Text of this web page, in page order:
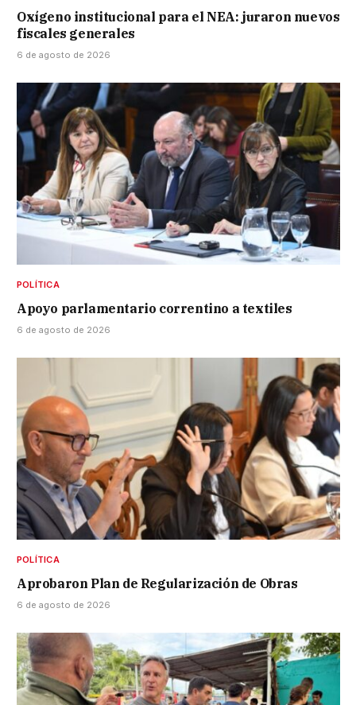
Oxígeno institucional para el NEA: juraron nuevos
fiscales generales
6 de agosto de 2026
POLÍTICA
Apoyo parlamentario correntino a textiles
6 de agosto de 2026
POLÍTICA
Aprobaron Plan de Regularización de Obras
6 de agosto de 2026